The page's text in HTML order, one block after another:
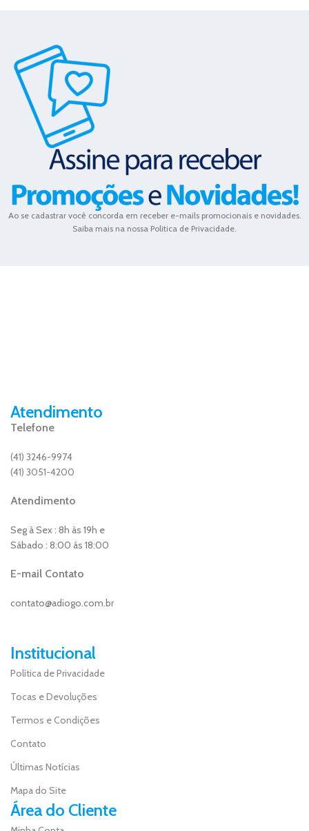
Ao se cadastrar você concorda em receber e-mails promocionais e novidades.
Saiba mais na nossa Politica de Privacidade.
Atendimento
Telefone
(41) 3246-9974
(41) 3051-4200
Atendimento
Seg à Sex : 8h às 19h e
Sábado : 8:00 ás 18:00
E-mail Contato
contato@adiogo.com.br
Institucional
Política de Privacidade
Tocas e Devoluções
Termos e Condições
Contato
Últimas Notícias
Mapa do Site
Área do Cliente